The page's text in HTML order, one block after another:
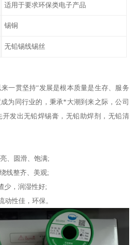
适用于要求环保类电子产品
锡铜
无铅锡线锡丝
一贯坚持“发展是根本质量是生存、服务
为同行业的，秉承*大潮到来之际，公司
开发出无铅焊锡膏，无铅助焊剂，无铅清
、圆滑、饱满;
线整齐、美观;
少，润湿性好;
动性佳，环保。